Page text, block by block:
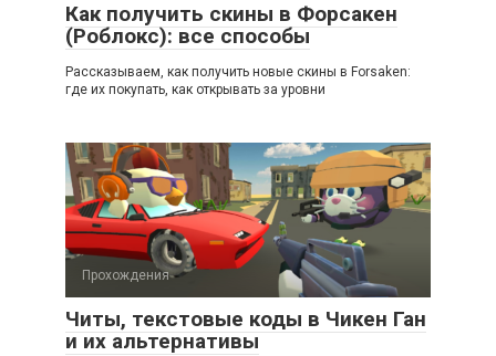
Как получить скины в Форсакен
(Роблокс): все способы
Рассказываем, как получить новые скины в Forsaken:
где их покупать, как открывать за уровни
Прохождения
Читы, текстовые коды в Чикен Ган
и их альтернативы